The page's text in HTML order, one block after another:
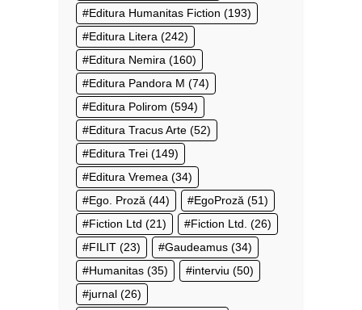
Editura Humanitas Fiction (193)
Editura Litera (242)
Editura Nemira (160)
Editura Pandora M (74)
Editura Polirom (594)
Editura Tracus Arte (52)
Editura Trei (149)
Editura Vremea (34)
Ego. Proză (44) EgoProză (51)
Fiction Ltd (21) Fiction Ltd. (26)
FILIT (23) Gaudeamus (34)
Humanitas (35) interviu (50)
jurnal (26)